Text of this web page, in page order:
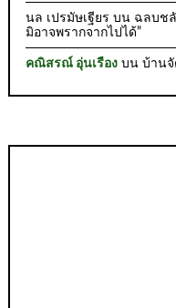
นล เปรมัษเฐียร บน ฉลบชลั
มิอาจพรากจากไปได้”
คณิสรณ์ อุ่นเรือง บนบ้านจั